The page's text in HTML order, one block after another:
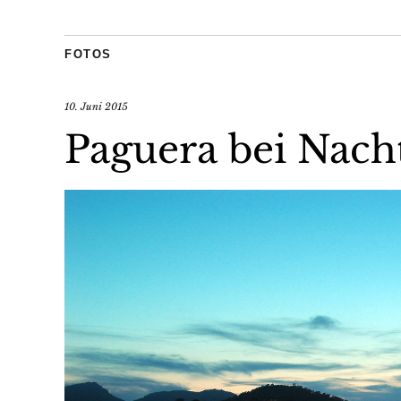
FOTOS
10. Juni 2015
Paguera bei